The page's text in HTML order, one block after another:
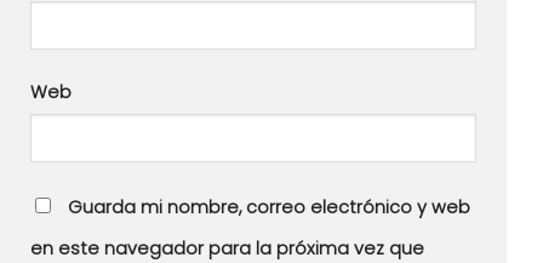
Web
Guarda mi nombre, correo electrónico y web
en este navegador para la próxima vez que